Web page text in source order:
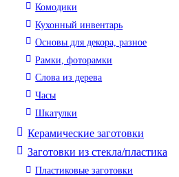
Комодики
Кухонный инвентарь
Основы для декора, разное
Рамки, фоторамки
Слова из дерева
Часы
Шкатулки
Керамические заготовки
Заготовки из стекла/пластика
Пластиковые заготовки